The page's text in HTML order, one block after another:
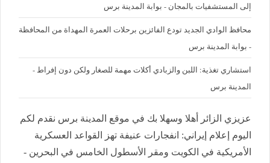
إلى المستشفيات بالمجان - بوابة المدينة برس
محافظ الوادي الجديد تودع الفائزين برحلات العمرة المهداة من المحافظة
- بوابة المدينة برس
استشاري تغذية: اللبن والزبادي أكلات مهمة للصغار ولكن دون إفراط -
المدينة برس
عزيزي الزائر أهلا وسهلا بك في موقع المدينة برس نقدم لكم
اليوم إعلام إيراني: انفجارات عنيفة تهز القواعد العسكرية
الأمريكية في الكويت ومقر الأسطول الخامس في البحرين -